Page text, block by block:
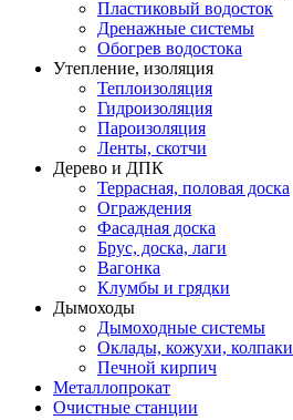
Пластиковый водосток
Дренажные системы
Обогрев водостока
Утепление, изоляция
Теплоизоляция
Гидроизоляция
Пароизоляция
Ленты, скотчи
Дерево и ДПК
Террасная, половая доска
Ограждения
Фасадная доска
Брус, доска, лаги
Вагонка
Клумбы и грядки
Дымоходы
Дымоходные системы
Оклады, кожухи, колпаки
Печной кирпич
Металлопрокат
Очистные станции